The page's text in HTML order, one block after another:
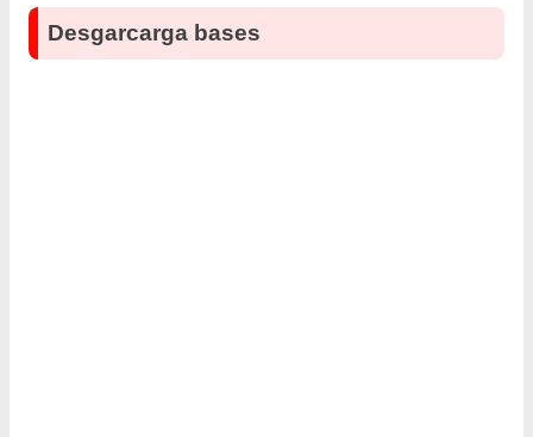
Desgarcarga bases